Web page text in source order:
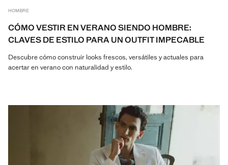
HOMBRE
CÓMO VESTIR EN VERANO SIENDO HOMBRE:
CLAVES DE ESTILO PARA UN OUTFIT IMPECABLE
Descubre cómo construir looks frescos, versátiles y actuales para
acertar en verano con naturalidad y estilo.